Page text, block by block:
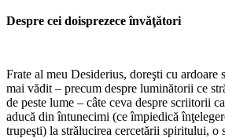
Despre cei doisprezece învăţători
Frate al meu Desiderius, doreşti cu ardoare
mai vădit – precum despre luminătorii ce
de peste lume – câte ceva despre scriitorii
aducă din întunecimi (ce împiedică
trupeşti) la strălucirea cercetării spiritului, o